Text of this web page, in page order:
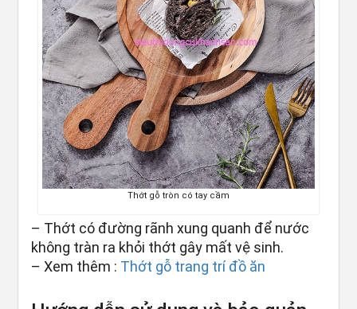
Thớt gỗ tròn có tay cầm
– Thớt có đường rãnh xung quanh để nước
không tràn ra khỏi thớt gây mất vệ sinh.
– Xem thêm : Thớt gỗ trang trí đồ ăn